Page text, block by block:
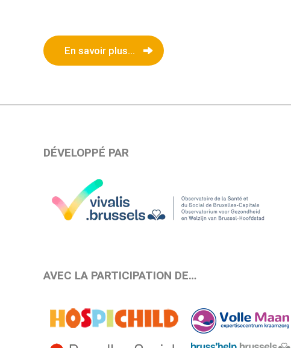
En savoir plus...
DÉVELOPPÉ PAR
AVEC LA PARTICIPATION DE…